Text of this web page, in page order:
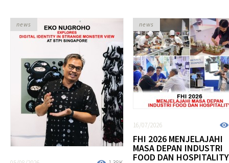
news
16/07/2026
FHI 2026 MENJELAJAHI
MASA DEPAN INDUSTRI
FOOD DAN HOSPITALITY
news